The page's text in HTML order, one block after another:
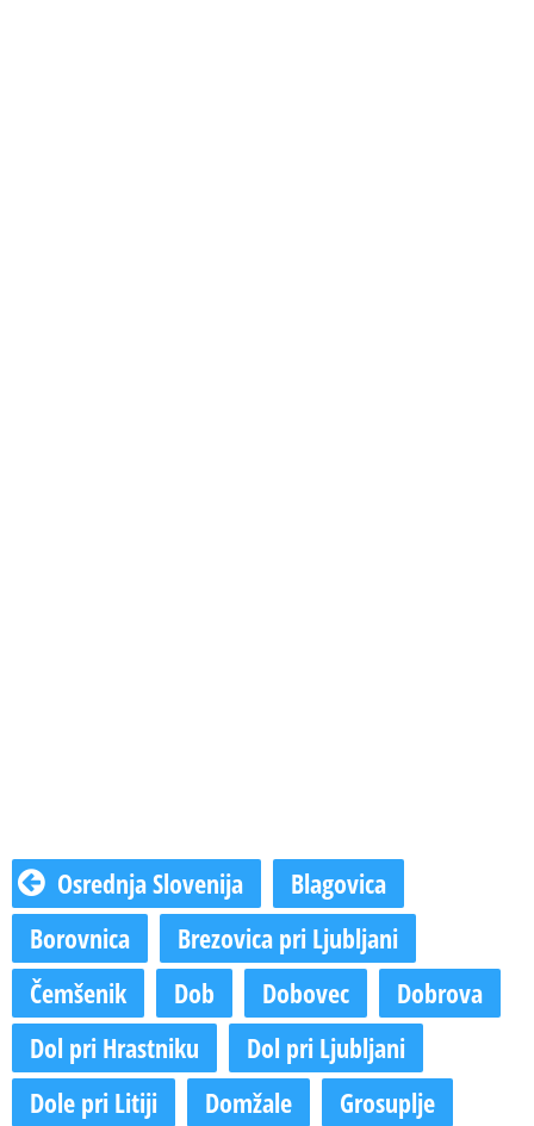
Osrednja Slovenija
Blagovica
Borovnica
Brezovica pri Ljubljani
Čemšenik
Dob Dobovec
Dobrova
Dol pri Hrastniku
Dol pri Ljubljani
Dole pri Litiji
Domžale
Grosuplje